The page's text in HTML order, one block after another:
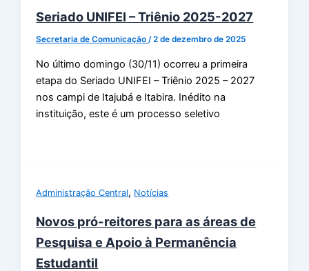
Seriado UNIFEI – Triênio 2025-2027
Secretaria de Comunicação/2 de dezembro de 2025
No último domingo (30/11) ocorreu a primeira
etapa do Seriado UNIFEI – Triênio 2025 – 2027
nos campi de Itajubá e Itabira. Inédito na
instituição, este é um processo seletivo
Administração Central, Notícias
Novos pró-reitores para as áreas de
Pesquisa e Apoio à Permanência
Estudantil